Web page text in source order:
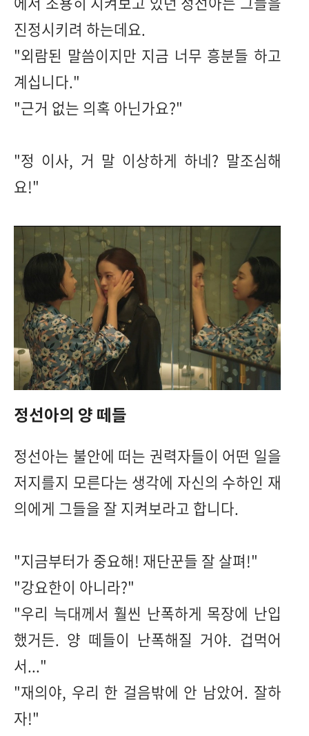
진정시키려 하는데요.
"외람된 말씀이지만 지금 너무 흥분들 하고
계십니다."
"근거 없는 의혹 아닌가요?"
"정 이사, 거 말 이상하게 하네? 말조심해
요!"
정선아의 양 떼들
정선아는 불안에 떠는 권력자들이 어떤 일을
저지를지 모른다는 생각에 자신의 수하인 재
의에게 그들을 잘 지켜보라고 합니다.
"지금부터가 중요해! 재단꾼들 잘 살펴!"
"강요한이 아니라?"
"우리 늑대께서 훨씬 난폭하게 목장에 난입
했거든. 양 떼들이 난폭해질 거야. 겁먹어
서..."
"재의야, 우리 한 걸음밖에 안 남았어. 잘하
자!"